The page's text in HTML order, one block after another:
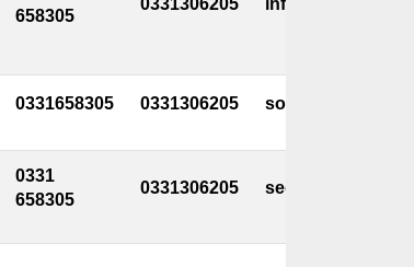
658305
0331658305 0331306205
0331
658305
0331306205